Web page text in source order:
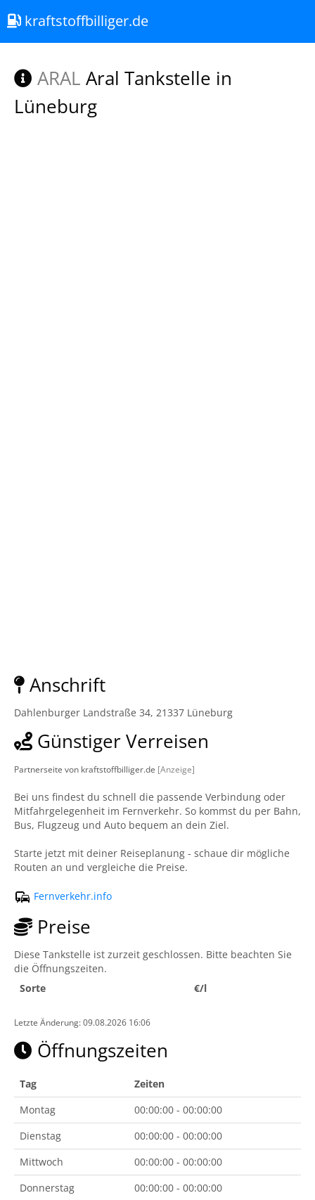
kraftstoffbilliger.de
ARAL Aral Tankstelle in
Lüneburg
Anschrift
Dahlenburger Landstraße 34, 21337 Lüneburg
Günstiger Verreisen
Partnerseite von kraftstoffbilliger.de [Anzeige]
Bei uns findest du schnell die passende Verbindung oder
Mitfahrgelegenheit im Fernverkehr. So kommst du per Bahn,
Bus, Flugzeug und Auto bequem an dein Ziel.
Starte jetzt mit deiner Reiseplanung - schaue dir mögliche
Routen an und vergleiche die Preise.
Fernverkehr.info
Preise
Diese Tankstelle ist zurzeit geschlossen. Bitte beachten Sie
die Öffnungszeiten.
Sorte
€/l
Letzte Änderung: 09.08.2026 16:06
Öffnungszeiten
Tag
Zeiten
Montag
00:00:00 - 00:00:00
Dienstag
00:00:00 - 00:00:00
Mittwoch
00:00:00 - 00:00:00
Donnerstag
00:00:00 - 00:00:00